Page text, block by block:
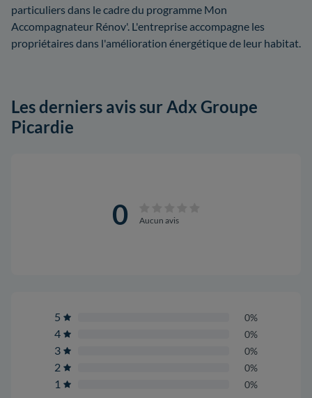
particuliers dans le cadre du programme Mon
Accompagnateur Rénov'. L'entreprise accompagne les
propriétaires dans l'amélioration énergétique de leur habitat.
Les derniers avis sur Adx Groupe
Picardie
0 Aucun avis
5 0%
4 0%
3 0%
2 0%
1 0%